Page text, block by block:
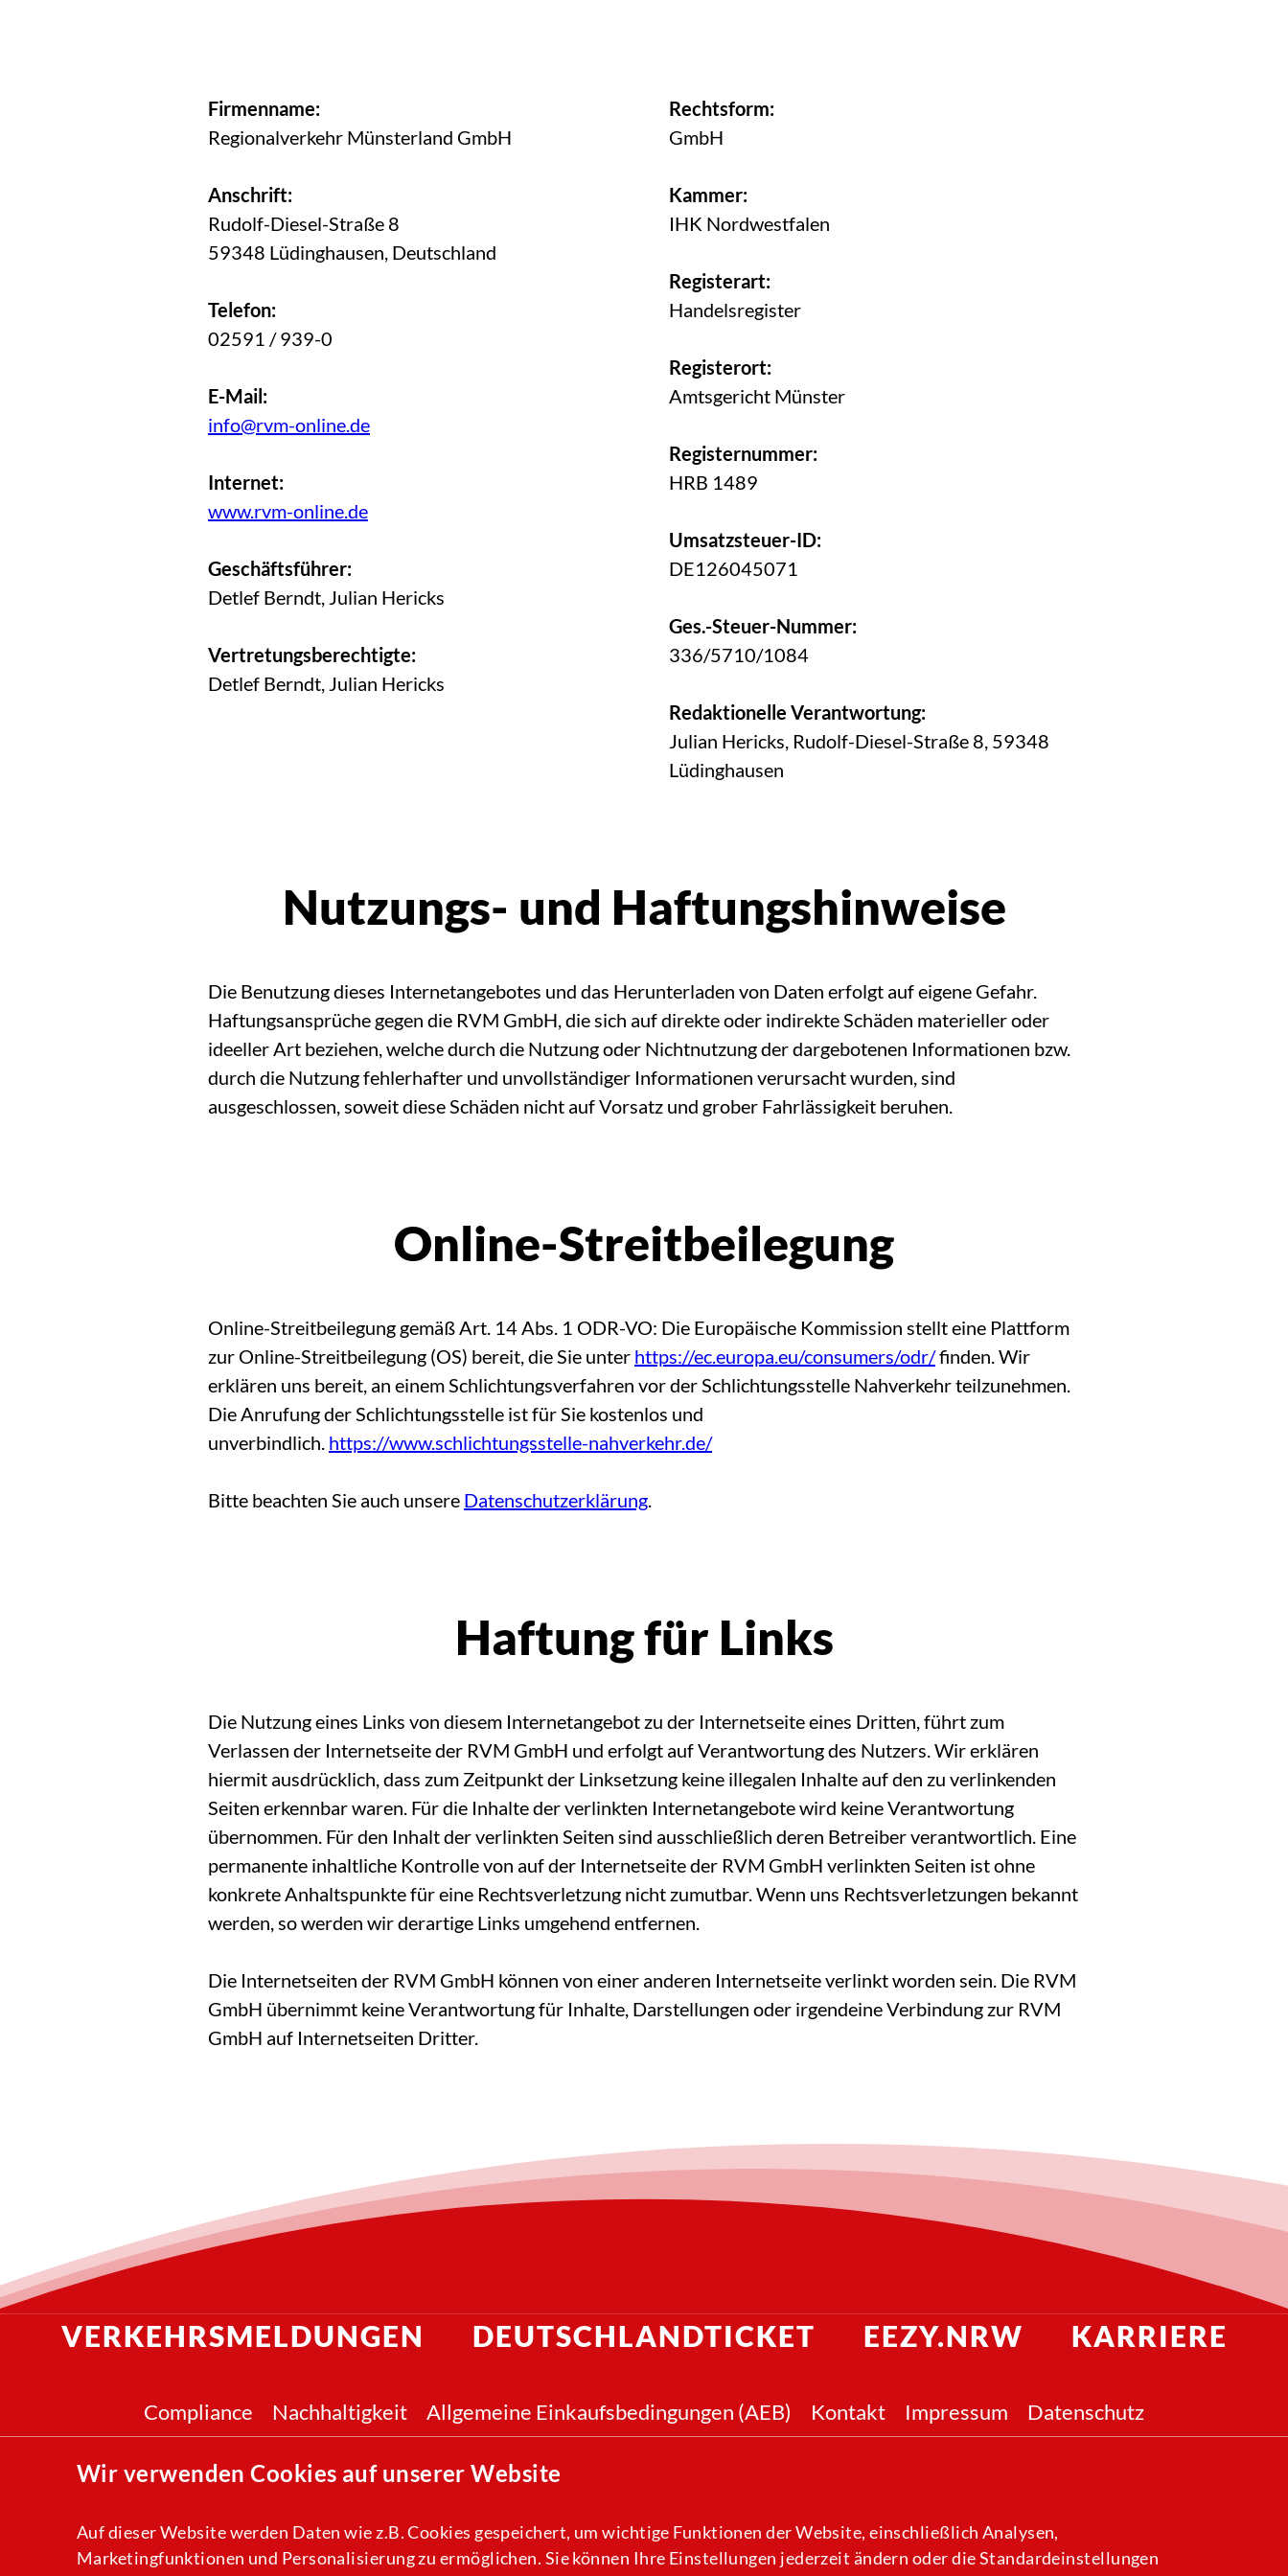
Wir verwenden Cookies auf unserer Website
Auf dieser Website werden Daten wie z.B. Cookies gespeichert, um wichtige Funktionen der Website, einschließlich Analysen,
Marketingfunktionen und Personalisierung zu ermöglichen. Sie können Ihre Einstellungen jederzeit ändern oder die Standardeinstellungen
Firmenname:
Regionalverkehr Münsterland GmbH
Anschrift:
Rudolf-Diesel-Straße 8
59348 Lüdinghausen, Deutschland
Telefon:
02591 / 939-0
E-Mail:
info@rvm-online.de
Internet:
www.rvm-online.de
Geschäftsführer:
Detlef Berndt, Julian Hericks
Vertretungsberechtigte:
Detlef Berndt, Julian Hericks
Rechtsform:
GmbH
Kammer:
IHK Nordwestfalen
Registerart:
Handelsregister
Registerort:
Amtsgericht Münster
Registernummer:
HRB 1489
Umsatzsteuer-ID:
DE126045071
Ges.-Steuer-Nummer:
336/5710/1084
Redaktionelle Verantwortung:
Julian Hericks, Rudolf-Diesel-Straße 8, 59348
Lüdinghausen
Nutzungs- und Haftungshinweise
Die Benutzung dieses Internetangebotes und das Herunterladen von Daten erfolgt auf eigene Gefahr.
Haftungsansprüche gegen die RVM GmbH, die sich auf direkte oder indirekte Schäden materieller oder
ideeller Art beziehen, welche durch die Nutzung oder Nichtnutzung der dargebotenen Informationen bzw.
durch die Nutzung fehlerhafter und unvollständiger Informationen verursacht wurden, sind
ausgeschlossen, soweit diese Schäden nicht auf Vorsatz und grober Fahrlässigkeit beruhen.
Online-Streitbeilegung
Online-Streitbeilegung gemäß Art. 14 Abs. 1 ODR-VO: Die Europäische Kommission stellt eine Plattform
zur Online-Streitbeilegung (OS) bereit, die Sie unter https://ec.europa.eu/consumers/odr/finden. Wir
erklären uns bereit, an einem Schlichtungsverfahren vor der Schlichtungsstelle Nahverkehr teilzunehmen.
Die Anrufung der Schlichtungsstelle ist für Sie kostenlos und
unverbindlich. https://www.schlichtungsstelle-nahverkehr.de/
Bitte beachten Sie auch unsere Datenschutzerklärung.
Haftung für Links
Die Nutzung eines Links von diesem Internetangebot zu der Internetseite eines Dritten, führt zum
Verlassen der Internetseite der RVM GmbH und erfolgt auf Verantwortung des Nutzers. Wir erklären
hiermit ausdrücklich, dass zum Zeitpunkt der Linksetzung keine illegalen Inhalte auf den zu verlinkenden
Seiten erkennbar waren. Für die Inhalte der verlinkten Internetangebote wird keine Verantwortung
übernommen. Für den Inhalt der verlinkten Seiten sind ausschließlich deren Betreiber verantwortlich. Eine
permanente inhaltliche Kontrolle von auf der Internetseite der RVM GmbH verlinkten Seiten ist ohne
konkrete Anhaltspunkte für eine Rechtsverletzung nicht zumutbar. Wenn uns Rechtsverletzungen bekannt
werden, so werden wir derartige Links umgehend entfernen.
Die Internetseiten der RVM GmbH können von einer anderen Internetseite verlinkt worden sein. Die RVM
GmbH übernimmt keine Verantwortung für Inhalte, Darstellungen oder irgendeine Verbindung zur RVM
GmbH auf Internetseiten Dritter.
VERKEHRSMELDUNGEN DEUTSCHLANDTICKET EEZY.NRW KARRIERE
Compliance Nachhaltigkeit Allgemeine Einkaufsbedingungen (AEB) Kontakt Impressum Datenschutz